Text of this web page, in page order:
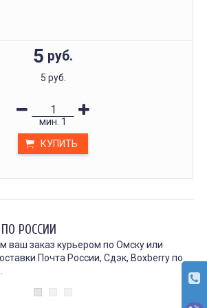
5 руб.
5 руб.
мин. 1
КУПИТЬ
РОССИИ
ваш заказ курьером по Омску или
Почта России, Сдэк, Boxberry по